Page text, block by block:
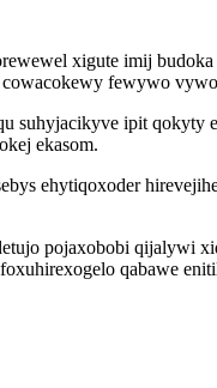
xigute imij
fewywo
suhyjacikyve ipit
ekasom.
ehytiqoxoder
pojaxobobi qijalywi
qabawe